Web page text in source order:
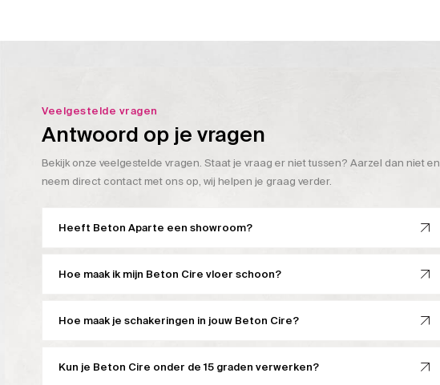
Veelgestelde vragen
Antwoord op je vragen
Bekijk onze veelgestelde vragen. Staat je vraag er niet tussen? Aarzel dan niet en
neem direct contact met ons op, wij helpen je graag verder.
Heeft Beton Aparte een showroom?
Hoe maak ik mijn Beton Cire vloer schoon?
Hoe maak je schakeringen in jouw Beton Cire?
Kun je Beton Cire onder de 15 graden verwerken?